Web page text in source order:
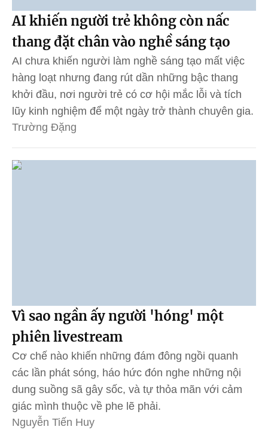
AI khiến người trẻ không còn nấc
thang đặt chân vào nghề sáng tạo
AI chưa khiến người làm nghề sáng tạo mất việc
hàng loạt nhưng đang rút dần những bậc thang
khởi đầu, nơi người trẻ có cơ hội mắc lỗi và tích
lũy kinh nghiệm để một ngày trở thành chuyên gia.
Trường Đặng
Vì sao ngần ấy người 'hóng' một
phiên livestream
Cơ chế nào khiến những đám đông ngồi quanh
các lần phát sóng, háo hức đón nghe những nội
dung suồng sã gây sốc, và tự thỏa mãn với cảm
giác mình thuộc về phe lẽ phải.
Nguyễn Tiến Huy